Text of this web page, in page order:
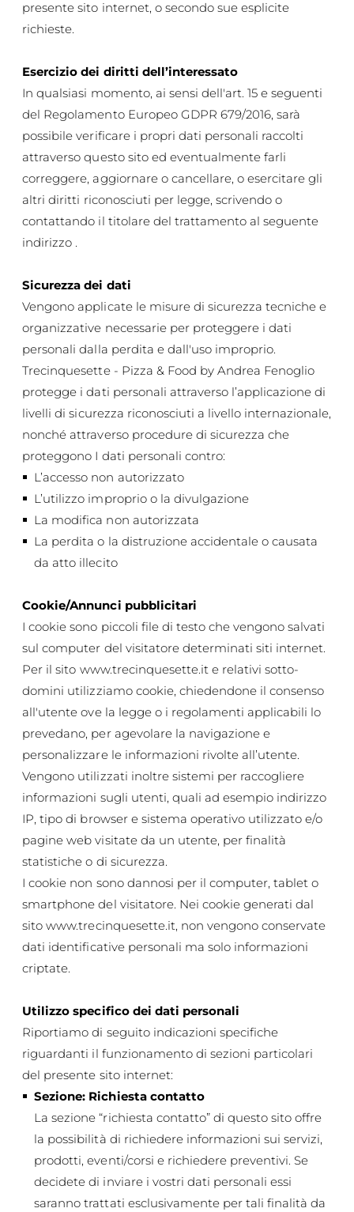
presente sito internet, o secondo sue esplicite
richieste.
Esercizio dei diritti dell’interessato
In qualsiasi momento, ai sensi dell'art. 15 e seguenti
del Regolamento Europeo GDPR 679/2016, sarà
possibile verificare i propri dati personali raccolti
attraverso questo sito ed eventualmente farli
correggere, aggiornare o cancellare, o esercitare gli
altri diritti riconosciuti per legge, scrivendo o
contattando il titolare del trattamento al seguente
indirizzo .
Sicurezza dei dati
Vengono applicate le misure di sicurezza tecniche e
organizzative necessarie per proteggere i dati
personali dalla perdita e dall'uso improprio.
Trecinquesette - Pizza & Food by Andrea Fenoglio
protegge i dati personali attraverso l’applicazione di
livelli di sicurezza riconosciuti a livello internazionale,
nonché attraverso procedure di sicurezza che
proteggono I dati personali contro:
L’accesso non autorizzato
L’utilizzo improprio o la divulgazione
La modifica non autorizzata
La perdita o la distruzione accidentale o causata
da atto illecito
Cookie/Annunci pubblicitari
I cookie sono piccoli file di testo che vengono salvati
sul computer del visitatore determinati siti internet.
Per il sito www.trecinquesette.ite relativi sotto-
domini utilizziamo cookie, chiedendone il consenso
all'utente ove la legge o i regolamenti applicabili lo
prevedano, per agevolare la navigazione e
personalizzare le informazioni rivolte all’utente.
Vengono utilizzati inoltre sistemi per raccogliere
informazioni sugli utenti, quali ad esempio indirizzo
IP, tipo di browser e sistema operativo utilizzato e/o
pagine web visitate da un utente, per finalità
statistiche o di sicurezza.
I cookie non sono dannosi per il computer, tablet o
smartphone del visitatore. Nei cookie generati dal
sitowww.trecinquesette.it, non vengono conservate
dati identificative personali ma solo informazioni
criptate.
Utilizzo specifico dei dati personali
Riportiamo di seguito indicazioni specifiche
riguardanti il funzionamento di sezioni particolari
del presente sito internet:
Sezione: Richiesta contatto
La sezione “richiesta contatto” di questo sito offre
la possibilità di richiedere informazioni sui servizi,
prodotti, eventi/corsi e richiedere preventivi. Se
decidete di inviare i vostri dati personali essi
saranno trattati esclusivamente per tali finalità da